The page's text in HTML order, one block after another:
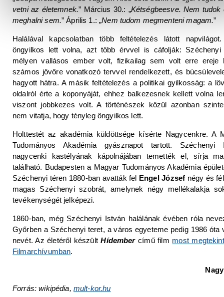
vetni az életemnek.” Március 30.: „Kétségbeesve. Nem tudok
meghalni sem.” Április 1.: „Nem tudom megmenteni magam.”
Halálával kapcsolatban több feltételezés látott
öngyilkos lett volna, azt több érvvel is cáfolják: Széchenyi
mélyen vallásos ember volt, fizikailag sem volt erre ereje
számos jövőre vonatkozó tervvel rendelkezett, és
hagyott hátra. A másik feltételezés a politikai gyilkosság: a
oldalról érte a koponyáját, ehhez balkezesnek kellett volna
viszont jobbkezes volt. A történészek közül azonban
nem vitatja, hogy tényleg öngyilkos lett.
Holttestét az akadémia küldöttsége kísérte Nagycenkre. A
Tudományos Akadémia gyásznapot tartott. Széchenyi
nagycenki kastélyának kápolnájában temették el, sírja
található. Budapesten a Magyar Tudományos Akadémia
Széchenyi téren 1880-ban avatták fel Engel József négy és
magas Széchenyi szobrát, amelynek négy mellékalakja
tevékenységét jelképezi.
1860-ban, még Széchenyi István halálának évében róla
Győrben a Széchenyi teret, a város egyeteme pedig 1986 óta
nevét. Az életéről készültHídember című film most
Filmarchívumban.
Forrás: wikipédia, mult-kor.hu